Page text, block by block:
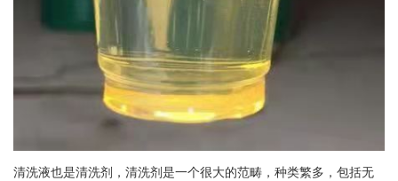
清洗液也是清洗剂，清洗剂是一个很大的范畴，种类繁多，包括无